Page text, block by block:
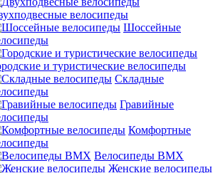
велосипеды
Шоссейные
и туристические велосипеды
Складные
Гравийные
Комфортные
Велосипеды BMX
Женские велосипеды